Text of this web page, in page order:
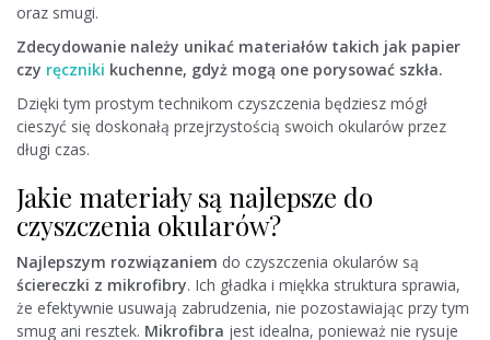
oraz smugi.
Zdecydowanie należy unikać materiałów takich jak papier
czy ręczniki kuchenne, gdyż mogą one porysować szkła.
Dzięki tym prostym technikom czyszczenia będziesz mógł
cieszyć się doskonałą przejrzystością swoich okularów przez
długi czas.
Jakie materiały są najlepsze do
czyszczenia okularów?
Najlepszym rozwiązaniem do czyszczenia okularów są
ściereczki z mikrofibry. Ich gładka i miękka struktura sprawia,
że efektywnie usuwają zabrudzenia, nie pozostawiając przy tym
smug ani resztek. Mikrofibra jest idealna, ponieważ nie rysuje